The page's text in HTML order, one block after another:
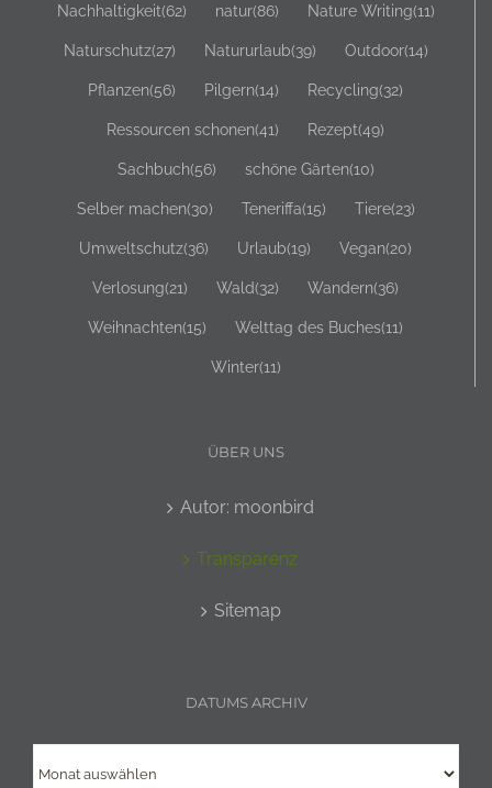
Nachhaltigkeit(62) natur(86) Nature Writing(11)
Naturschutz(27) Natururlaub(39) Outdoor(14)
Pflanzen(56) Pilgern(14) Recycling(32)
Ressourcen schonen(41) Rezept(49)
Sachbuch(56) schöne Gärten(10)
Selber machen(30) Teneriffa(15) Tiere(23)
Umweltschutz(36) Urlaub(19) Vegan(20)
Verlosung(21) Wald(32) Wandern(36)
Weihnachten(15) Welttag des Buches(11)
Winter(11)
ÜBER UNS
Autor: moonbird
Transparenz
Sitemap
DATUMS ARCHIV